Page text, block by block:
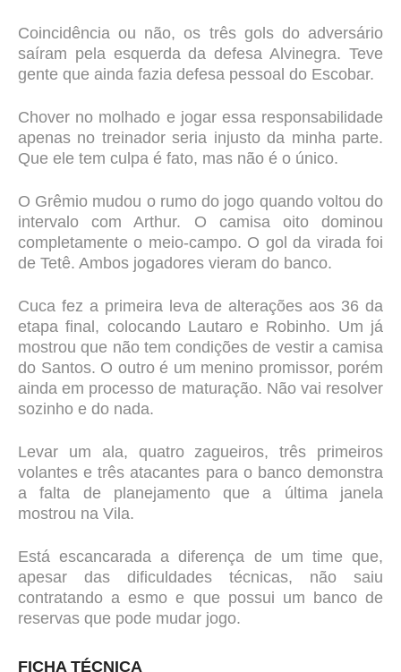
Coincidência ou não, os três gols do adversário
saíram pela esquerda da defesa Alvinegra. Teve
gente que ainda fazia defesa pessoal do Escobar.
Chover no molhado e jogar essa responsabilidade
apenas no treinador seria injusto da minha parte.
Que ele tem culpa é fato, mas não é o único.
O Grêmio mudou o rumo do jogo quando voltou do
intervalo com Arthur. O camisa oito dominou
completamente o meio-campo. O gol da virada foi
de Tetê. Ambos jogadores vieram do banco.
Cuca fez a primeira leva de alterações aos 36 da
etapa final, colocando Lautaro e Robinho. Um já
mostrou que não tem condições de vestir a camisa
do Santos. O outro é um menino promissor, porém
ainda em processo de maturação. Não vai resolver
sozinho e do nada.
Levar um ala, quatro zagueiros, três primeiros
volantes e três atacantes para o banco demonstra
a falta de planejamento que a última janela
mostrou na Vila.
Está escancarada a diferença de um time que,
apesar das dificuldades técnicas, não saiu
contratando a esmo e que possui um banco de
reservas que pode mudar jogo.
FICHA TÉCNICA